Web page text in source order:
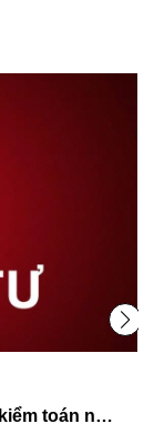
Thông tư Ban hành quy chế mẫu về kiểm toán nội bộ áp dụng cho cơ quan nhà nước, đơn vị sự nghiệp công lập